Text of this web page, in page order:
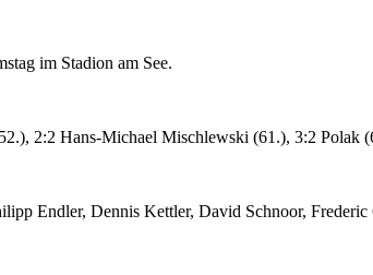
im Stadion am See.
2:2 Hans-Michael Mischlewski (61.), 3:2 Polak
Endler, Dennis Kettler, David Schnoor,